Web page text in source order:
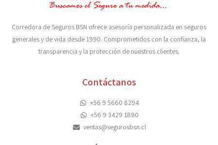
Corredora de Seguros BSN ofrece asesoría personalizada en seguros
generales y de vida desde 1990. Comprometidos con la confianza, la
transparencia y la protección de nuestros clientes.
Contáctanos
+56 9 5660 8294
+56 9 3429 1890
ventas@segurosbsn.cl